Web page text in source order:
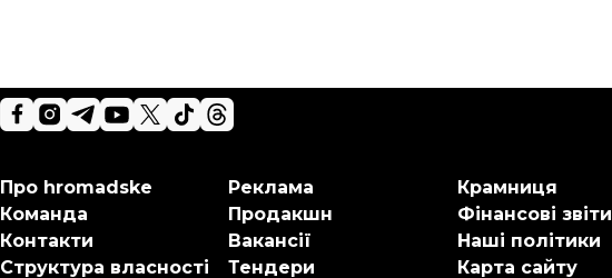
Про hromadske
Команда
Контакти
Структура власності
Реклама
Продакшн
Вакансії
Тендери
Крамниця
Фінансові звіти
Наші політики
Карта сайту